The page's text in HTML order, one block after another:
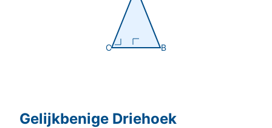
B
C
Gelijkbenige Driehoek